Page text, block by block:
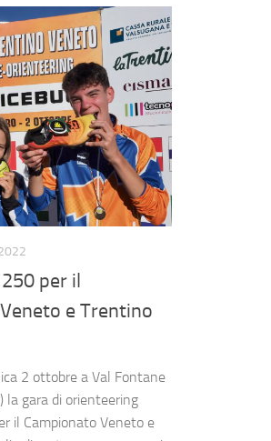
per il
e Trentino
2 ottobre a Val Fontane
la gara di orienteering
il Campionato Veneto e